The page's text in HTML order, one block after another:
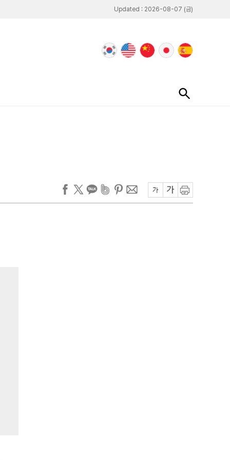
Updated : 2026-08-07 (금)